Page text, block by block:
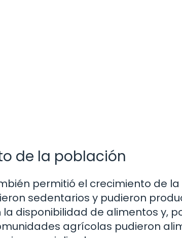
de la población
permitió el crecimiento de
sedentarios y pudieron
disponibilidad de alimentos y,
agrícolas pudieron